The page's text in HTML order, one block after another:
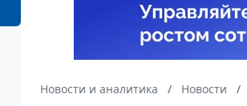
Новости и аналитика Новости